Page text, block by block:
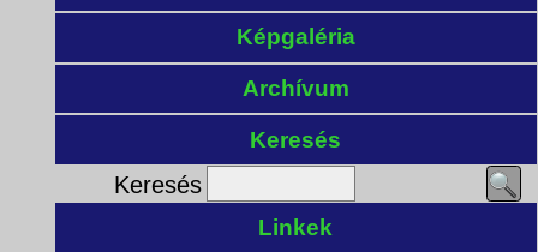
Képgaléria
Archívum
Keresés
Keresés
Linkek